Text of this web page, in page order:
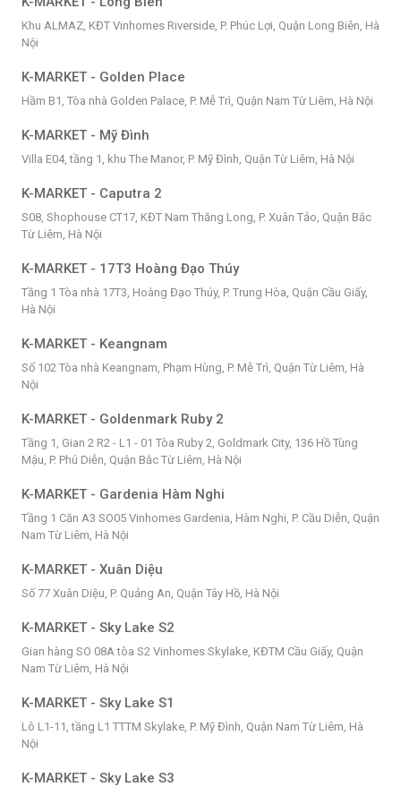
Khu ALMAZ, KĐT Vinhomes Riverside, P. Phúc Lợi, Quận Long Biên, Hà
Nội
K-MARKET - Golden Place
Hầm B1, Tòa nhà Golden Palace, P. Mễ Trì, Quận Nam Từ Liêm, Hà Nội
K-MARKET - Mỹ Đình
Villa E04, tầng 1, khu The Manor, P. Mỹ Đình, Quận Từ Liêm, Hà Nội
K-MARKET - Caputra 2
S08, Shophouse CT17, KĐT Nam Thăng Long, P. Xuân Tảo, Quận Bắc
Từ Liêm, Hà Nội
K-MARKET - 17T3 Hoàng Đạo Thúy
Tầng 1 Tòa nhà 17T3, Hoàng Đạo Thúy, P. Trung Hòa, Quận Cầu Giấy,
Hà Nội
K-MARKET - Keangnam
Số 102 Tòa nhà Keangnam, Phạm Hùng, P. Mễ Trì, Quận Từ Liêm, Hà
Nội
K-MARKET - Goldenmark Ruby 2
Tầng 1, Gian 2 R2 - L1 - 01 Tòa Ruby 2, Goldmark City, 136 Hồ Tùng
Mậu, P. Phú Diễn, Quận Bắc Từ Liêm, Hà Nội
K-MARKET - Gardenia Hàm Nghi
Tầng 1 Căn A3 SO05 Vinhomes Gardenia, Hàm Nghi, P. Cầu Diễn, Quận
Nam Từ Liêm, Hà Nội
K-MARKET - Xuân Diệu
Số 77 Xuân Diệu, P. Quảng An, Quận Tây Hồ, Hà Nội
K-MARKET - Sky Lake S2
Gian hàng SO 08A tòa S2 Vinhomes Skylake, KĐTM Cầu Giấy, Quận
Nam Từ Liêm, Hà Nội
K-MARKET - Sky Lake S1
Lô L1-11, tầng L1 TTTM Skylake, P. Mỹ Đình, Quận Nam Từ Liêm, Hà
Nội
K-MARKET - Sky Lake S3